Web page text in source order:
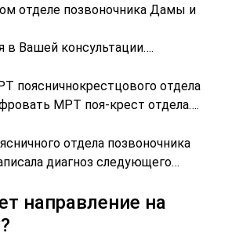
отделе позвоночника Дамы и
в Вашей консультации….
поясничнокрестцового отдела
МРТ поя-крест отдела….
отдела позвоночника
диагноз следующего…
направление на